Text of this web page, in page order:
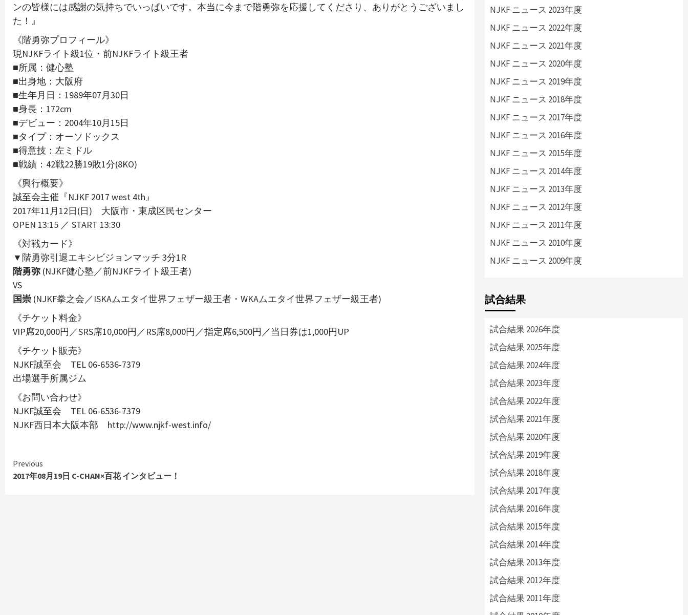
ンの皆様には感謝の気持ちでいっぱいです。本当に今まで階勇弥を応援してくださり、ありがとうございまし
た！』
《階勇弥プロフィール》
現NJKFライト級1位・前NJKFライト級王者
■所属：健心塾
■出身地：大阪府
■生年月日：1989年07月30日
■身長：172cm
■デビュー：2004年10月15日
■タイプ：オーソドックス
■得意技：左ミドル
■戦績：42戦22勝19敗1分(8KO)
《興行概要》
誠至会主催『NJKF 2017 west 4th』
2017年11月12日(日) 大阪市・東成区民センター
OPEN 13:15 ／ START 13:30
《対戦カード》
▼階勇弥引退エキシビジョンマッチ 3分1R
階勇弥 (NJKF健心塾／前NJKFライト級王者)
VS
国崇 (NJKF拳之会／ISKAムエタイ世界フェザー級王者・WKAムエタイ世界フェザー級王者)
《チケット料金》
VIP席20,000円／SRS席10,000円／RS席8,000円／指定席6,500円／当日券は1,000円UP
《チケット販売》
NJKF誠至会 TEL 06-6536-7379
出場選手所属ジム
《お問い合わせ》
NJKF誠至会 TEL 06-6536-7379
NJKF西日本大阪本部 http://www.njkf-west.info/
Continue
Reading
Previous
2017年08月19日 C-CHAN×百花 インタビュー！
NJKF ニュース 2023年度
NJKF ニュース 2022年度
NJKF ニュース 2021年度
NJKF ニュース 2020年度
NJKF ニュース 2019年度
NJKF ニュース 2018年度
NJKF ニュース 2017年度
NJKF ニュース 2016年度
NJKF ニュース 2015年度
NJKF ニュース 2014年度
NJKF ニュース 2013年度
NJKF ニュース 2012年度
NJKF ニュース 2011年度
NJKF ニュース 2010年度
NJKF ニュース 2009年度
試合結果
試合結果 2026年度
試合結果 2025年度
試合結果 2024年度
試合結果 2023年度
試合結果 2022年度
試合結果 2021年度
試合結果 2020年度
試合結果 2019年度
試合結果 2018年度
試合結果 2017年度
試合結果 2016年度
試合結果 2015年度
試合結果 2014年度
試合結果 2013年度
試合結果 2012年度
試合結果 2011年度